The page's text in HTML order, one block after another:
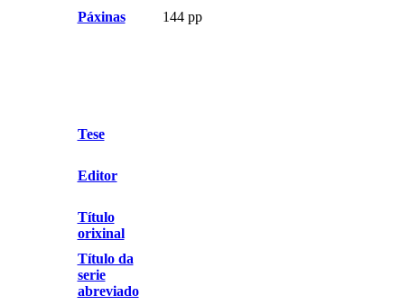
Páxinas
144 pp
Tese
Editor
Título
orixinal
Título da
serie
abreviado